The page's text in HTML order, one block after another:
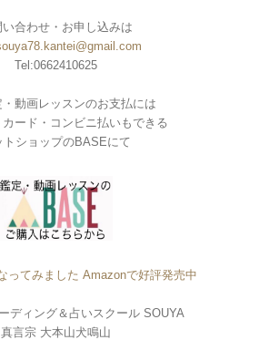
い合わせ・お申し込みは
Tel:0662410625
・動画レッスンのお支払には
ード・コンビニ払いもできる
トショップのBASEにて
ってみました Amazonで好評発売中
ディング＆占いスクール SOUYA
真言宗 大本山犬鳴山